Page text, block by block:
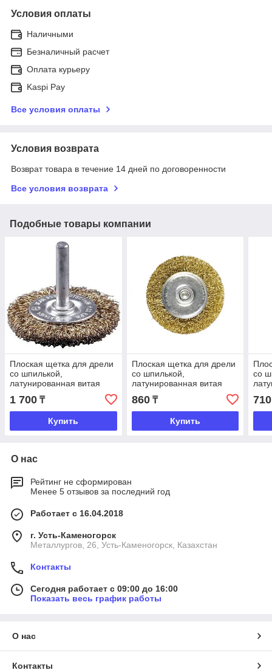
Условия оплаты
Наличными
Безналичный расчет
Оплата курьеру
Kaspi Pay
Все условия оплаты
Условия возврата
Возврат товара в течение 14 дней по договоренности
Все условия возврата
Подобные товары компании
Плоская щетка для дрели
со шпилькой,
латунированная витая
проволока, 100мм. Matrix
1 700 ₸
Купить
Плоская щетка для дрели
со шпилькой,
латунированная витая
проволока, 50мм. Matrix
860₸
Купить
со
710
О нас
Рейтинг не сформирован
Менее 5 отзывов за последний год
Работает с 16.04.2018
г. Усть-Каменогорск
Металлургов, 26, Усть-Каменогорск, Казахстан
Контакты
Сегодня работает с 09:00 до 16:00
Показать весь график работы
О нас
Контакты